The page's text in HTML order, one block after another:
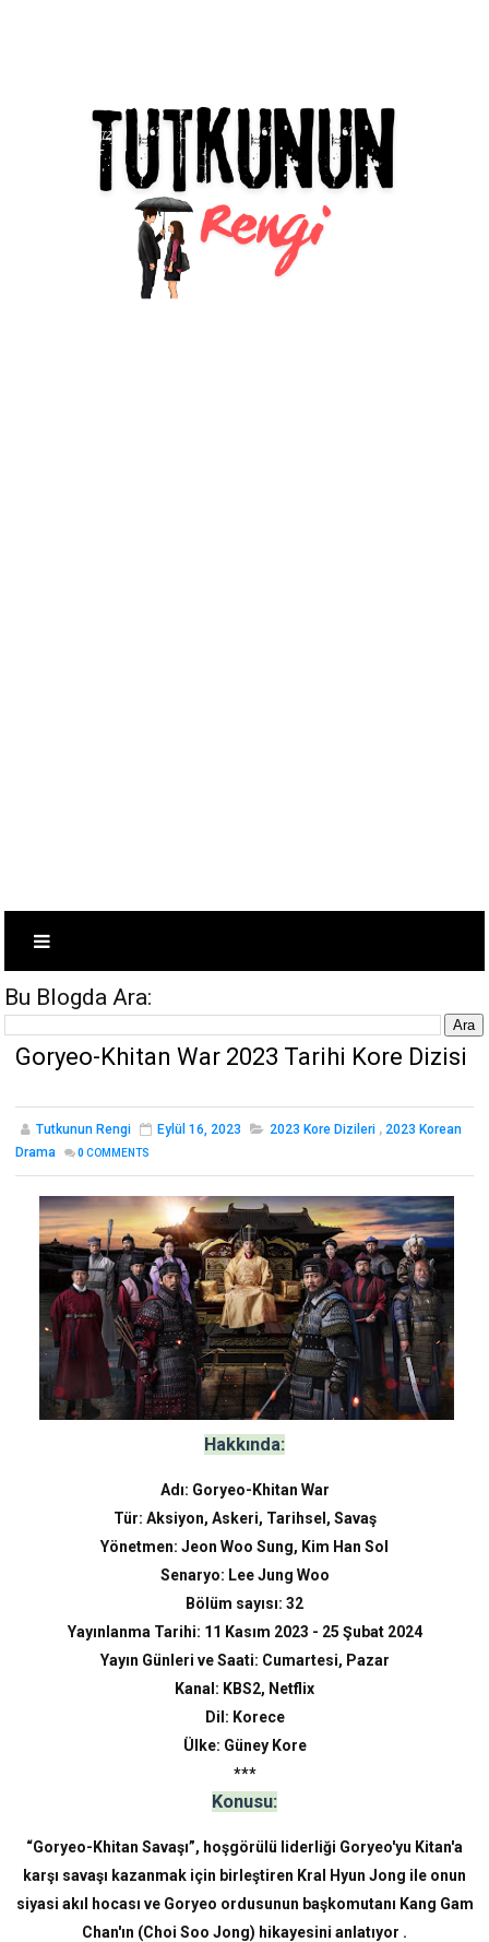
Bu Blogda Ara:
Goryeo-Khitan War 2023 Tarihi Kore Dizisi
Tutkunun Rengi Eylül 16, 2023 2023 Kore Dizileri , 2023 Korean
Drama
0 COMMENTS
Hakkında:
Adı: Goryeo-Khitan War
Tür: Aksiyon, Askeri, Tarihsel, Savaş
Yönetmen: Jeon Woo Sung, Kim Han Sol
Senaryo: Lee Jung Woo
Bölüm sayısı: 32
Yayınlanma Tarihi: 11 Kasım 2023 - 25 Şubat 2024
Yayın Günleri ve Saati: Cumartesi, Pazar
Kanal: KBS2, Netflix
Dil: Korece
Ülke: Güney Kore
***
Konusu:
“Goryeo-Khitan Savaşı”, hoşgörülü liderliği Goryeo'yu Kitan'a
karşı savaşı kazanmak için birleştiren Kral Hyun Jong ile onun
siyasi akıl hocası ve Goryeo ordusunun başkomutanı Kang Gam
Chan'ın (Choi Soo Jong) hikayesini anlatıyor .